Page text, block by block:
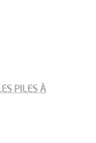
PILES À